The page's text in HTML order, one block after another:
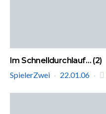
Im Schnelldurchlauf… (2)
SpielerZwei
22.01.06